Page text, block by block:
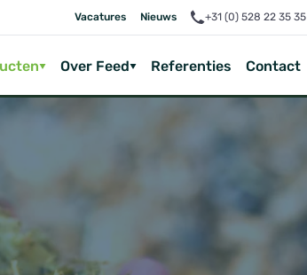
Vacatures Nieuws +31 (0) 528 22 35 35
Over Feed Referenties Contact